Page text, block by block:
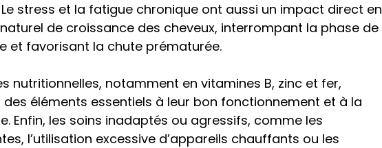
stress et la fatigue chronique ont aussi un impact direct en
de croissance des cheveux, interrompant la phase de
et favorisant la chute prématurée.
nutritionnelles, notamment en vitamines B, zinc et fer,
éléments essentiels à leur bon fonctionnement et à la
Enfin, les soins inadaptés ou agressifs, comme les
l’utilisation excessive d’appareils chauffants ou les